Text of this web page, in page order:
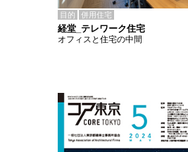
目的 併用住宅
経堂_テレワーク住宅
オフィスと住宅の中間